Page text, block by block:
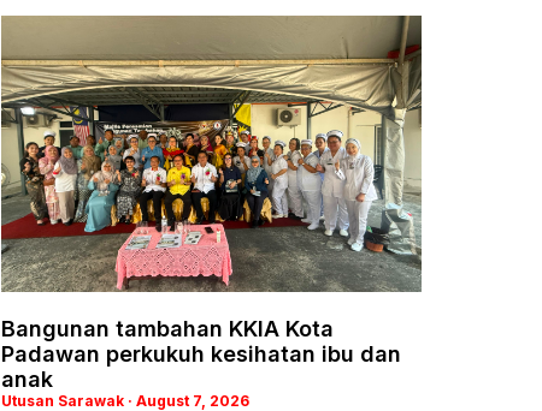
Bangunan tambahan KKIA Kota
Padawan perkukuh kesihatan ibu dan
anak
Utusan Sarawak August 7, 2026